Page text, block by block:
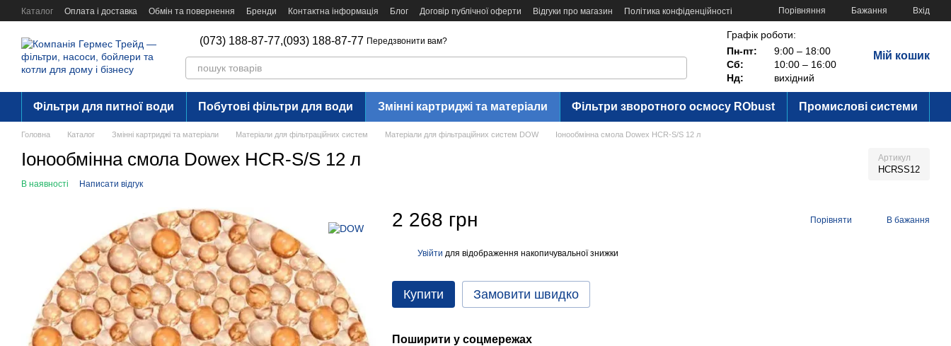
Перейти до основного контенту
Каталог Оплата і доставка Обмін та повернення Бренди Контактна інформація Блог Договір публічної оферти Відгуки про магазин Політика конфіденційності Порівняння Бажання Вхід
(073) 188-87-77,(093) 188-87-77 Передзвонити вам?
Графік роботи:
Пн-пт:
9:00 – 18:00
Сб:
10:00 – 16:00
Нд:
вихідний
Мій кошик
Фільтри для питної води Побутові фільтри для води Змінні картриджі та матеріали Фільтри зворотного осмосу RObust Промислові системи
Головна Каталог Змінні картриджі та матеріали Матеріали для фільтраційних систем Матеріали для фільтраційних систем DOW Іонообмінна смола Dowex HCR-S/S 12 л
Іонообмінна смола Dowex HCR-S/S 12 л Артикул
HCRSS12
В наявності Написати відгук
2 268 грн Порівняти В бажання
Увійти для відображення накопичувальної знижки
Купити Замовити швидко
Поширити у соцмережах